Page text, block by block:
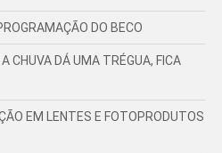
DO BECO
CHUVA DÁ UMA TRÉGUA, FICA
EM LENTES E FOTOPRODUTOS